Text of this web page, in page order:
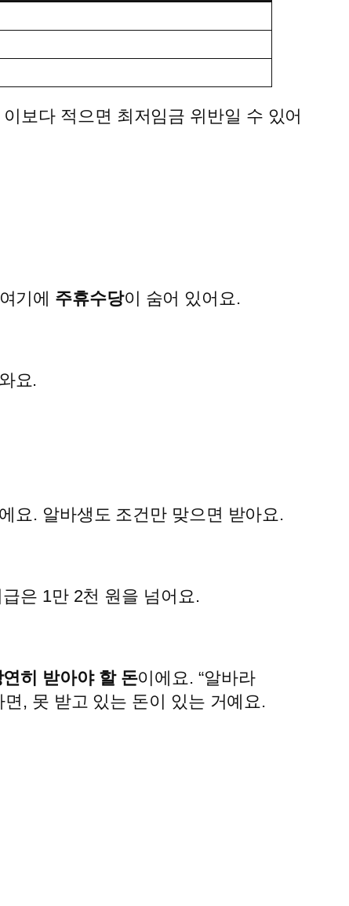
이보다 적으면 최저임금 위반일 수 있어
기에 주휴수당이 숨어 있어요.
요.
요. 알바생도 조건만 맞으면 받아요.
은 1만 2천 원을 넘어요.
히 받아야 할 돈이에요. “알바라
, 못 받고 있는 돈이 있는 거예요.